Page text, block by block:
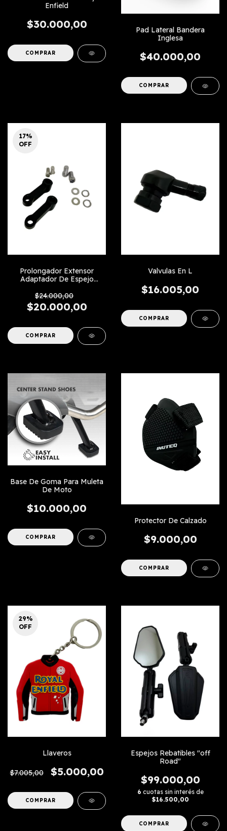
Enfield
$30.000,00
COMPRAR
Pad Lateral Bandera
Inglesa
$40.000,00
COMPRAR
17%
OFF
Prolongador Extensor
Adaptador De Espejo
$24.000,00
$20.000,00
Valvulas En L
$16.005,00
COMPRAR
Base De Goma Para Muleta
De Moto
$10.000,00
Protector De Calzado
$9.000,00
29%
OFF
Llaveros
$7.005,00 $5.000,00
COMPRAR
Espejos Rebatibles "off
Road"
$99.000,00
6 cuotas sin interés de
$16.500,00